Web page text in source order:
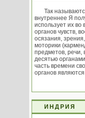
Так
внутреннее Я
использует их
органов чувств,
осязания,
моторики
предметов, речи,
десятью
часть времени
органов
ИНДРИЯ